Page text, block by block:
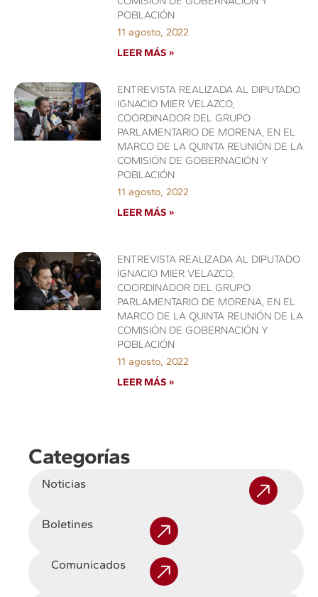
POBLACIÓN
11 agosto, 2022
LEER MÁS »
ENTREVISTA REALIZADA AL DIPUTADO
IGNACIO MIER VELAZCO,
COORDINADOR DEL GRUPO
PARLAMENTARIO DE MORENA, EN EL
MARCO DE LA QUINTA REUNIÓN DE LA
COMISIÓN DE GOBERNACIÓN Y
POBLACIÓN
11 agosto, 2022
LEER MÁS »
ENTREVISTA REALIZADA AL DIPUTADO
IGNACIO MIER VELAZCO,
COORDINADOR DEL GRUPO
PARLAMENTARIO DE MORENA, EN EL
MARCO DE LA QUINTA REUNIÓN DE LA
COMISIÓN DE GOBERNACIÓN Y
POBLACIÓN
11 agosto, 2022
LEER MÁS »
Categorías
Noticias
Boletines
Comunicados